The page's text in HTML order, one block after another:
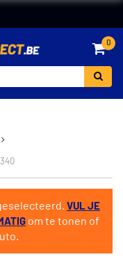
0
VUL JE
om te tonen of